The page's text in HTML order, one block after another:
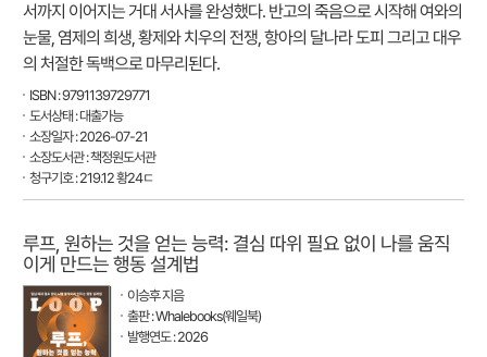
서까지 이어지는 거대 서사를 완성했다. 반고의 죽음으로 시작해 여와의
눈물, 염제의 희생, 황제와 치우의 전쟁, 항아의 달나라 도피 그리고 대우
의 처절한 독백으로 마무리된다.
ISBN : 9791139729771
도서상태 : 대출가능
소장일자 : 2026-07-21
소장도서관 : 책정원도서관
청구기호 : 219.12 황24ㄷ
루프, 원하는 것을 얻는 능력: 결심 따위 필요 없이 나를 움직
이게 만드는 행동 설계법
이승후 지음
출판 : Whalebooks(웨일북)
발행연도 : 2026